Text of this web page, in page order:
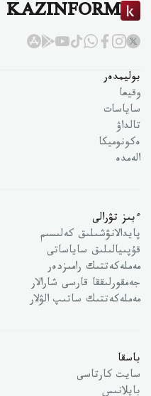
KAZINFORM
بوليمدەر
وقيعا
ساياسات
تالداۋ
ەكونوميكا
الەمدە
ءبىز تۋرالى
پايدالانۋشىلىق كەلىسىم
قۇپىيالىلىق ساياساتى
مەملەكەتتىك رامىزدەر
جەمقورلىققا قارسى شارالار
مەملەكەتتىك ساتىپ الۋلار
باسقا
سايت كارتاسى
بايلانىس